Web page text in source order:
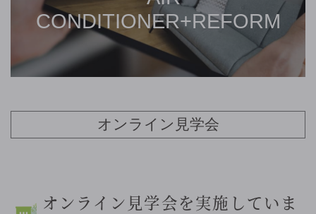
オンライン見学会
オンライン見学会を実施していま